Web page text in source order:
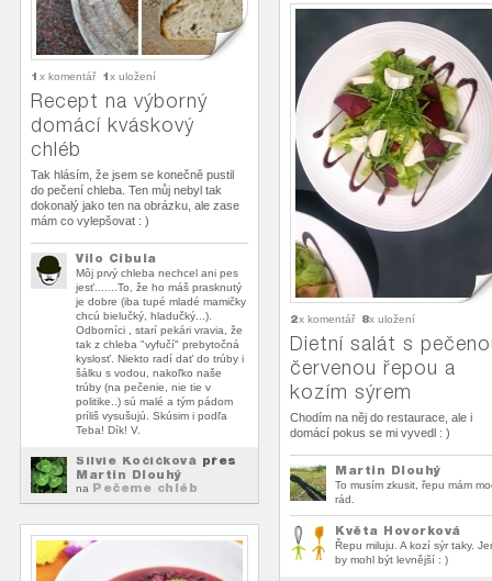
1 x komentář 1x uložení
Recept na výborný
domácí kváskový
chléb
Tak hlásím, že jsem se konečně pustil
do pečení chleba. Ten můj nebyl tak
dokonalý jako ten na obrázku, ale zase
mám co vylepšovat : )
Vilo Cibula
Môj prvý chleba nechcel ani pes
jesť.......To, že ho máš prasknutý
je dobre (iba tupé mladé mamičky
chcú bielučký, hladučký...).
Odborníci , starí pekári vravia, že
tak z chleba "vyfučí" prebytočná
kyslosť. Niekto radí dať do trúby i
šálku s vodou, nakoľko naše
trúby (na pečenie, nie tie v
politike..) sú malé a tým pádom
príliš vysušujú. Skúsim i podľa
Teba! Dík! V.
Silvie Kočičková přes
Martin Dlouhý
na Pečeme chléb
2x komentář 8x uložení
Dietní salát s
červenou řepou a
kozím sýrem
Chodím na něj do restaurace, ale i
domácí pokus se mi vyvedl : )
Martin Dlouhý
To musím zkusit, řepu mám
rád.
Květa Hovorková
Řepu miluju. A kozí sýr taky.
by mohl být levnější : )